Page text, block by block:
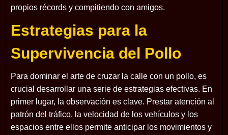
propios récords y compitiendo con amigos.
Estrategias para la
Supervivencia del Pollo
Para dominar el arte de cruzar la calle con un pollo, es
crucial desarrollar una serie de estrategias efectivas. En
primer lugar, la observación es clave. Prestar atención al
patrón del tráfico, la velocidad de los vehículos y los
espacios entre ellos permite anticipar los movimientos y